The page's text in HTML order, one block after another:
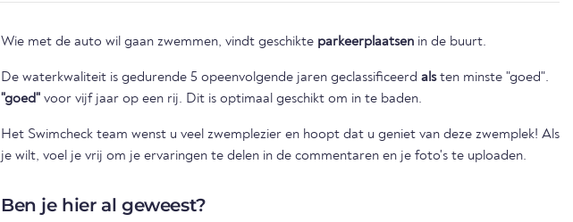
Wie met de auto wil gaan zwemmen, vindt geschikte parkeerplaatsen in de buurt.
De waterkwaliteit is gedurende 5 opeenvolgende jaren geclassificeerd alsten minste "goed".
"goed" voor vijf jaar op een rij. Dit is optimaal geschikt om in te baden.
Het Swimcheck team wenst u veel zwemplezier en hoopt dat u geniet van deze zwemplek! Als
je wilt, voel je vrij om je ervaringen te delen in de commentaren en je foto's te uploaden.
Ben je hier al geweest?